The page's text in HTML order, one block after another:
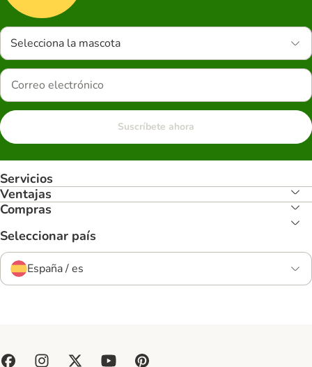
Selecciona la mascota
Suscríbete ahora
Servicios
Ventajas
Compras
Seleccionar país
España / es